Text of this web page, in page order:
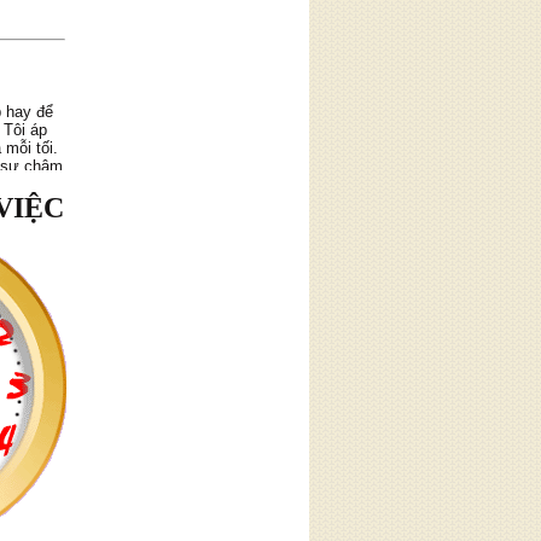
áp
mỗi tối.
châm
yêu
gian
nhận
tự làm
mình.
các
về bản
khăn